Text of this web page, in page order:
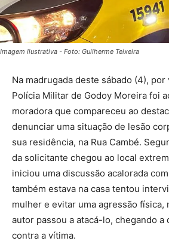
Imagem Ilustrativa - Foto: Guilherme Teixeira
Na madrugada deste sábado (4), por
Polícia Militar de Godoy Moreira foi
moradora que compareceu ao
denunciar uma situação de lesão
sua residência, na Rua Cambé.
da solicitante chegou ao local
iniciou uma discussão acalorada
também estava na casa tentou
mulher e evitar uma agressão física,
autor passou a atacá-lo, chegando a
contra a vítima.